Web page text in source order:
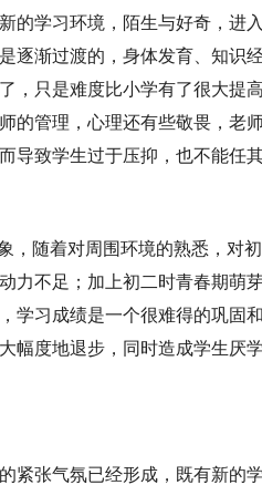
的学习环境，陌生与好奇，进
逐渐过渡的，身体发育、知识
，只是难度比小学有了很大提
的管理，心理还有些敬畏，老
导致学生过于压抑，也不能任其
，随着对周围环境的熟悉，对
力不足；加上初二时青春期萌
学习成绩是一个很难得的巩固
幅度地退步，同时造成学生厌
紧张气氛已经形成，既有新的